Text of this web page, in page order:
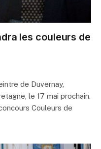
les couleurs de
de Duvernay,
le 17 mai prochain.
Couleurs de